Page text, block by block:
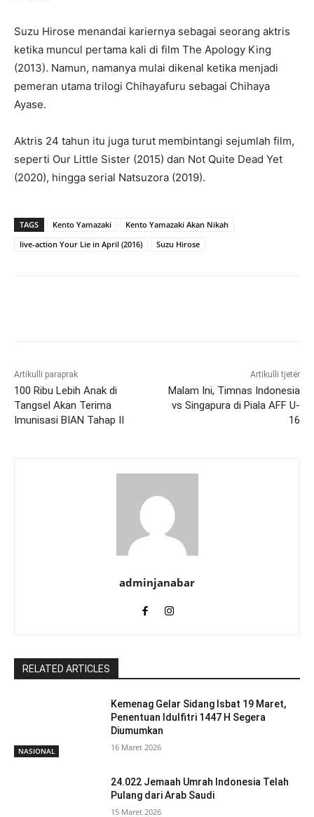
Suzu Hirose menandai kariernya sebagai seorang aktris
ketika muncul pertama kali di film The Apology King
(2013). Namun, namanya mulai dikenal ketika menjadi
pemeran utama trilogi Chihayafuru sebagai Chihaya
Ayase.
Aktris 24 tahun itu juga turut membintangi sejumlah film,
seperti Our Little Sister (2015) dan Not Quite Dead Yet
(2020), hingga serial Natsuzora (2019).
TAGS Kento Yamazaki
Kento Yamazaki Akan Nikah
live-action Your Lie in April (2016)
Suzu Hirose
Artikulli paraprak
100 Ribu Lebih Anak di
Tangsel Akan Terima
Imunisasi BIAN Tahap II
Artikulli tjetër
Malam Ini, Timnas Indonesia
vs Singapura di Piala AFF U-
16
adminjanabar
RELATED ARTICLES
NASIONAL
Kemenag Gelar Sidang Isbat 19 Maret,
Penentuan Idulfitri 1447 H Segera
Diumumkan
16 Maret 2026
24.022 Jemaah Umrah Indonesia Telah
Pulang dari Arab Saudi
15 Maret 2026